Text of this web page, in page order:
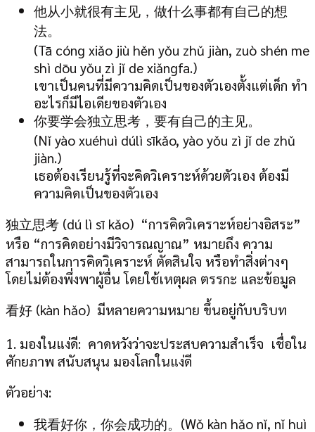
他从小就很有主见，做什么事都有自己的想
法。
(Tā cóng xiǎo jiù hěn yǒu zhǔ jiàn, zuò shén me
shì dōu yǒu zì jǐ de xiǎngfa.)
เขาเป็นคนที่มีความคิดเป็นของตัวเองตั้งแต่เด็ก ทำ
อะไรก็มีไอเดียของตัวเอง
你要学会独立思考，要有自己的主见。
(Nǐ yào xuéhuì dúlì sīkǎo, yào yǒu zì jǐ de zhǔ
jiàn.)
เธอต้องเรียนรู้ที่จะคิดวิเคราะห์ด้วยตัวเอง ต้องมี
ความคิดเป็นของตัวเอง
独立思考 (dú lì sī kǎo) “การคิดวิเคราะห์อย่างอิสระ”
หรือ “การคิดอย่างมีวิจารณญาณ” หมายถึง ความ
สามารถในการคิดวิเคราะห์ ตัดสินใจ หรือทำสิ่งต่างๆ
โดยไม่ต้องพึ่งพาผู้อื่น โดยใช้เหตุผล ตรรกะ และข้อมูล
看好 (kàn hǎo) มีหลายความหมาย ขึ้นอยู่กับบริบท
1. มองในแง่ดี: คาดหวังว่าจะประสบความสำเร็จ เชื่อใน
ศักยภาพ สนับสนุน มองโลกในแง่ดี
ตัวอย่าง:
我看好你，你会成功的。(Wǒ kàn hǎo nǐ, nǐ huì